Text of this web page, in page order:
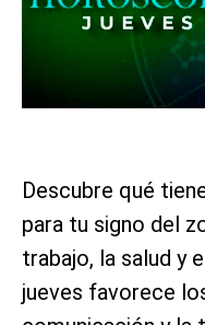
Descubre qué
para tu signo del
trabajo, la salud y
jueves favorece